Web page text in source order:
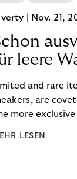
| Nov. 21,
leere
and rare
are
more
uses
LESEN